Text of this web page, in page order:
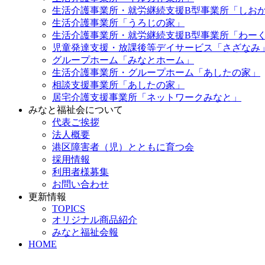
生活介護事業所・就労継続支援B型事業所「しお
生活介護事業所「うろじの家」
生活介護事業所・就労継続支援B型事業所「わー
児童発達支援・放課後等デイサービス「さざなみ」
グループホーム「みなとホーム」
生活介護事業所・グループホーム「あしたの家」
相談支援事業所「あしたの家」
居宅介護支援事業所「ネットワークみなと」
みなと福祉会について
代表ご挨拶
法人概要
港区障害者（児）とともに育つ会
採用情報
利用者様募集
お問い合わせ
更新情報
TOPICS
オリジナル商品紹介
みなと福祉会報
HOME